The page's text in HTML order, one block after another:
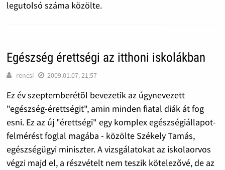
legutolsó száma közölte.
Egészség érettségi az itthoni iskolákban
rencsi 2009.01.07. 21:57
Ez év szeptemberétõl bevezetik az úgynevezett
"egészség-érettségit", amin minden fiatal diák át fog
esni. Ez az új "érettségi" egy komplex egészségiállapot-
felmérést foglal magába - közölte Székely Tamás,
egészségügyi miniszter. A vizsgálatokat az iskolaorvos
végzi majd el, a részvételt nem teszik kötelezõvé, de az